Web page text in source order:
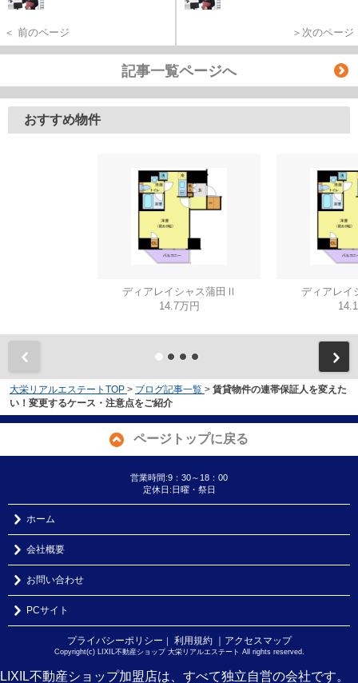
＜ 前のページ ＞次のページ
記事一覧ページへ
おすすめ物件
ディアレイシャス蒲田Ⅱ
14.7万円
ディアレ
大栄リアルエステートTOP > ブログ記事一覧 > 賃貸物件の連帯保証人を変えた
い！変更するケース・注意点をご紹介
ページトップに戻る
営業時間:9：30～18：00
定休日:日曜・祭日
ホーム
会社概要
お問い合わせ
PCサイト
プライバシーポリシー 利用規約 ｜アクセスマップ
Copyright(c) LIXIL不動産ショップ 大栄リアルエステート All rights reserved.
LIXIL不動産ショップ加盟店は、すべて独立自営の会社です。